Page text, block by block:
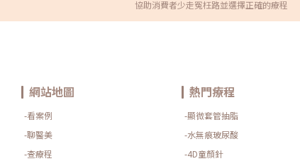
人對她的保養秘
現的一項美容利
適用於嘴邊肉、
以及專為改善魚
療探頭」。「
提升了治療過程
短了治療時間，
使「Oligio玩美
協助消費者少走冤枉路並選擇正確的療程
網站地圖
-看案例
-聊醫美
-查療程
熱門療程
-顯微套管抽脂
-水無痕玻尿酸
-4D童顏針